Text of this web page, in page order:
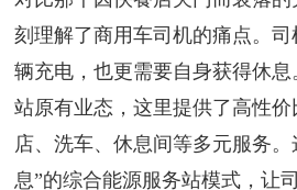
刻理解了商用车司机的痛点。
辆充电，也更需要自身获得休
站原有业态，这里提供了高性价
店、洗车、休息间等多元服务
息”的综合能源服务站模式，让